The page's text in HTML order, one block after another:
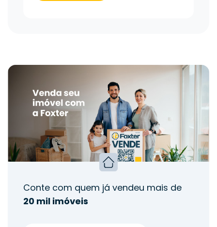
Conte com quem já vendeu mais de
20 mil imóveis